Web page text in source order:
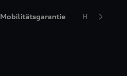
Mobilitätsgarantie Hol- und